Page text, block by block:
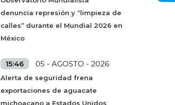
denuncia represión y “limpieza de
calles” durante el Mundial 2026 en
México
15:46 05 - AGOSTO - 2026
Alerta de seguridad frena
exportaciones de aguacate
michoacano a Estados Unidos